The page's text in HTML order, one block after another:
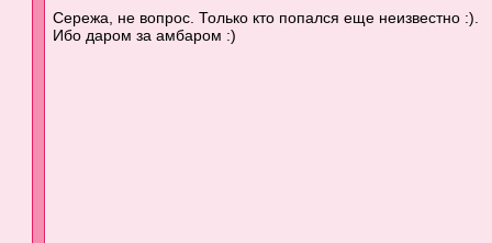
Cережа, не вопрос. Только кто попался еще неизвестно :).
Ибо даром за амбаром :)